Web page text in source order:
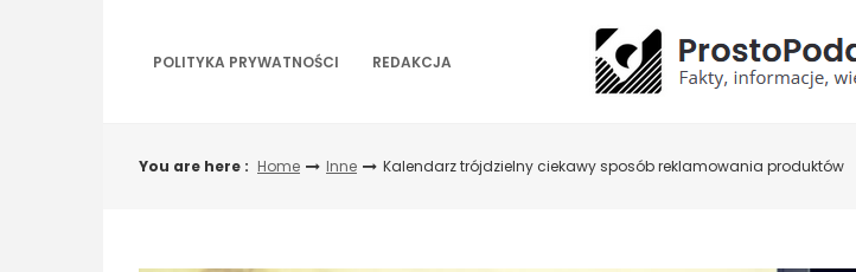
POLITYKA PRYWATNOŚCI REDAKCJA
You are here : Home Inne Kalendarz trójdzielny ciekawy sposób reklamowania produktów